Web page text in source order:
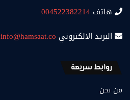
هاتف 004522382214
البريد الالكتروني info@hamsaat.co
روابط سريعة
من نحن